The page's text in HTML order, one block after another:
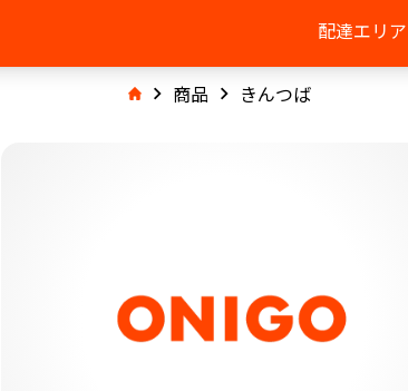
配達エリア
商品 きんつば